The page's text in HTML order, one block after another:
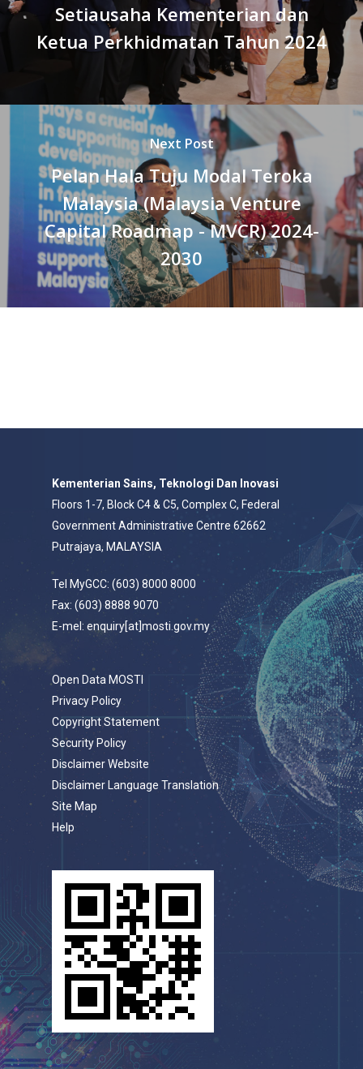
Setiausaha Kementerian dan
Ketua Perkhidmatan Tahun 2024
Next Post
Pelan Hala Tuju Modal Teroka
Malaysia (Malaysia Venture
Capital Roadmap - MVCR) 2024-
2030
Kementerian Sains, Teknologi Dan Inovasi
Floors 1-7, Block C4 & C5, Complex C, Federal
Government Administrative Centre 62662
Putrajaya, MALAYSIA
Tel MyGCC: (603) 8000 8000
Fax: (603) 8888 9070
E-mel: enquiry[at]mosti.gov.my
Open Data MOSTI
Privacy Policy
Copyright Statement
Security Policy
Disclaimer Website
Disclaimer Language Translation
Site Map
Help